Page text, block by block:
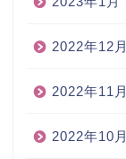
2022年12月
2022年11月
2022年10月